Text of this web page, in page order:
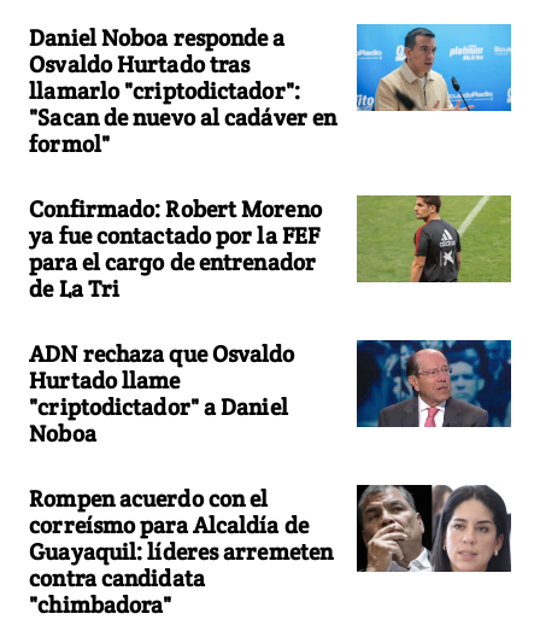
Daniel Noboa responde a
Osvaldo Hurtado tras
llamarlo "criptodictador":
"Sacan de nuevo al cadáver en
formol"
Confirmado: Robert Moreno
ya fue contactado por la FEF
para el cargo de entrenador
de La Tri
ADN rechaza que Osvaldo
Hurtado llame
"criptodictador" a Daniel
Noboa
Rompen acuerdo con el
correísmo para Alcaldía de
Guayaquil: líderes arremeten
contra candidata
"chimbadora"